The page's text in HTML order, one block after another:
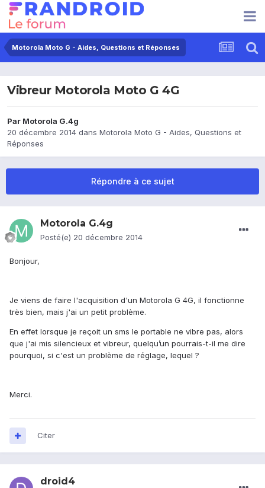
Motorola Moto G - Aides, Questions et Réponses
Vibreur Motorola Moto G 4G
Par Motorola G.4g
20 décembre 2014 dans Motorola Moto G - Aides, Questions et
Réponses
Répondre à ce sujet
Motorola G.4g
Posté(e) 20 décembre 2014
Bonjour,
Je viens de faire l'acquisition d'un Motorola G 4G, il fonctionne
très bien, mais j'ai un petit problème.
En effet lorsque je reçoit un sms le portable ne vibre pas, alors
que j'ai mis silencieux et vibreur, quelqu’un pourrais-t-il me dire
pourquoi, si c'est un problème de réglage, lequel ?
Merci.
Citer
droid4